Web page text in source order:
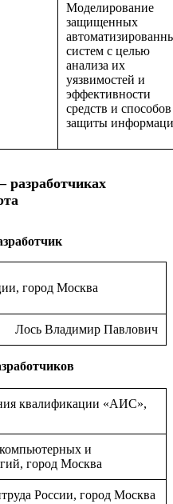
Моделирование
защищенных
систем с целью
анализа их
уязвимостей и
эффективности
средств и способов
защиты
разработчиках
город Москва
Лось Владимир Павлович
квалификации «АИС»,
и
город Москва
России, город Москва